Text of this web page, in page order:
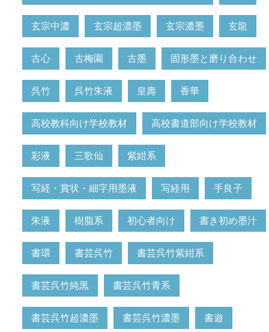
玄宗中濃 玄宗超濃墨 玄宗濃墨 玄龍
古心 古梅園 古墨 固形墨と磨り合わせ
呉竹 呉竹朱液 皇壽 香華
高校教科向け学校教材 高校書道部向け学校教材
彩液 三歌仙 紫紺系
写経・賞状・細字用墨液 写経用 手良子
朱液 樹脂系 初心者向け 書き初め墨汁
書環 書芸呉竹 書芸呉竹紫紺系
書芸呉竹純黒 書芸呉竹青系
書芸呉竹超濃墨 書芸呉竹濃墨 書遊